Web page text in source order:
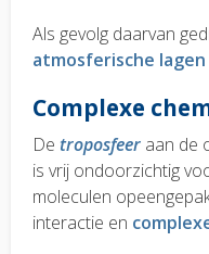
Als gevolg daarvan
atmosferische lagen
Complexe
De troposfeer aan de
is vrij ondoorzichtig
moleculen
interactie en